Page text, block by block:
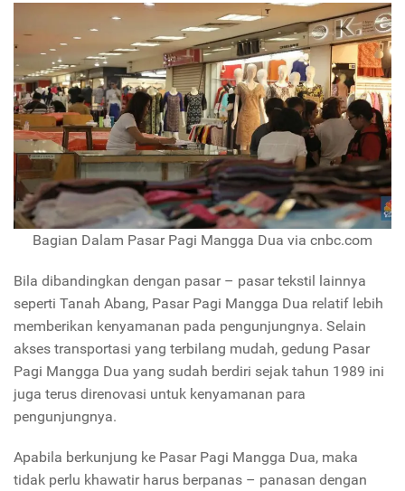
Bagian Dalam Pasar Pagi Mangga Dua via cnbc.com
Bila dibandingkan dengan pasar – pasar tekstil lainnya
seperti Tanah Abang, Pasar Pagi Mangga Dua relatif lebih
memberikan kenyamanan pada pengunjungnya. Selain
akses transportasi yang terbilang mudah, gedung Pasar
Pagi Mangga Dua yang sudah berdiri sejak tahun 1989 ini
juga terus direnovasi untuk kenyamanan para
pengunjungnya.
Apabila berkunjung ke Pasar Pagi Mangga Dua, maka
tidak perlu khawatir harus berpanas – panasan dengan